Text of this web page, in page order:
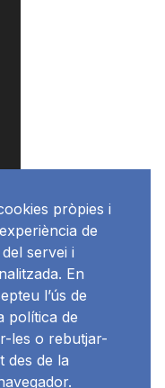
pròpies i
de
servei i
En
l’ús de
política de
les o rebutjar-
des de la